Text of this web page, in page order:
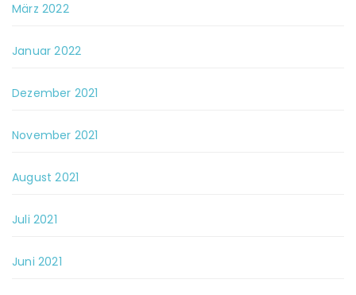
März 2022
Januar 2022
Dezember 2021
November 2021
August 2021
Juli 2021
Juni 2021